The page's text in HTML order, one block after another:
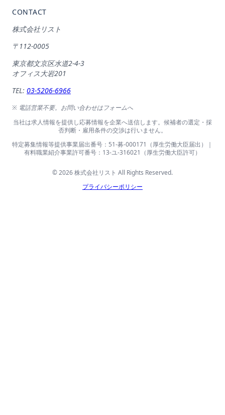
CONTACT
株式会社リスト
〒112-0005
東京都文京区水道2-4-3
オフィス大岩201
TEL: 03-5206-6966
※ 電話営業不要。お問い合わせはフォームへ
当社は求人情報を提供し応募情報を企業へ送信します。候補者の選定・採
否判断・雇用条件の交渉は行いません。
特定募集情報等提供事業届出番号：51-募-000171（厚生労働大臣届出）｜
有料職業紹介事業許可番号：13-ユ-316021（厚生労働大臣許可）
© 2026 株式会社リスト All Rights Reserved.
プライバシーポリシー